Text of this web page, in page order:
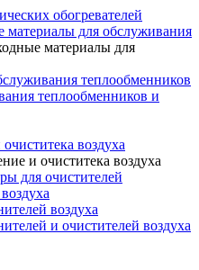
обогревателей
для обслуживания
материалы для
теплообменников
теплообменников и
воздуха
и очиститека воздуха
для очистителей
воздуха
и очистителей воздуха